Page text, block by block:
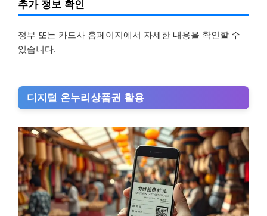
추가 정보 확인
정부 또는 카드사 홈페이지에서 자세한 내용을 확인할 수
있습니다.
디지털 온누리상품권 활용